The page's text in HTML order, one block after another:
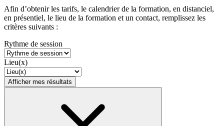
Afin d’obtenir les tarifs, le calendrier de la formation, en distanciel,
en présentiel, le lieu de la formation et un contact, remplissez les
critères suivants :
Rythme de session
Lieu(x)
Afficher mes résultats